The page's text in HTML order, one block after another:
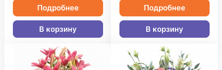
Подробнее
В корзину
Подробнее
В корзину